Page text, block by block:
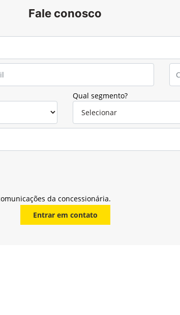
Fale conosco
Qual segmento?
da concessionária.
Entrar em contato